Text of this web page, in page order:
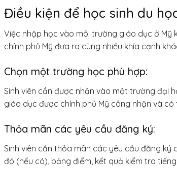
Điều kiện để học sinh du
Việc nhập học vào môi trường giáo dục ở Mỹ
chính phủ Mỹ đưa ra cùng nhiều khía cạnh
Chọn một trường học phù hợp:
Sinh viên cần được nhận vào một trường đại
giáo dục được chính phủ Mỹ công nhận và
Thỏa mãn các yêu cầu đăng ký:
Sinh viên cần thỏa mãn các yêu cầu đăng
đó (nếu có), bảng điểm, kết quả kiểm tra